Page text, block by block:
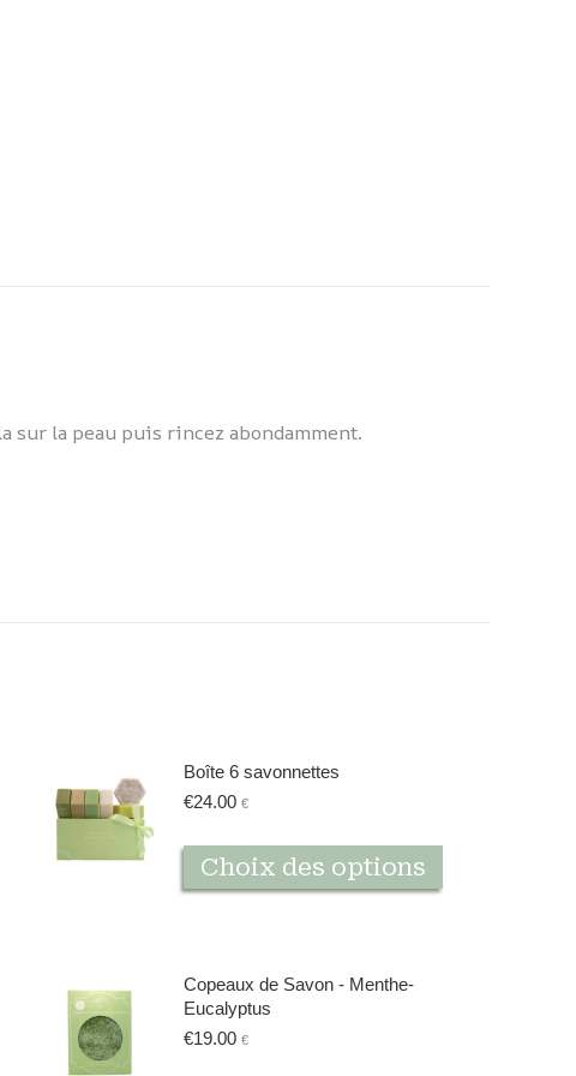
sur la peau puis rincez abondamment.
Boîte 6 savonnettes
€24.00 €
Choix des options
produit
Copeaux de Savon - Menthe-
Eucalyptus
€19.00 €